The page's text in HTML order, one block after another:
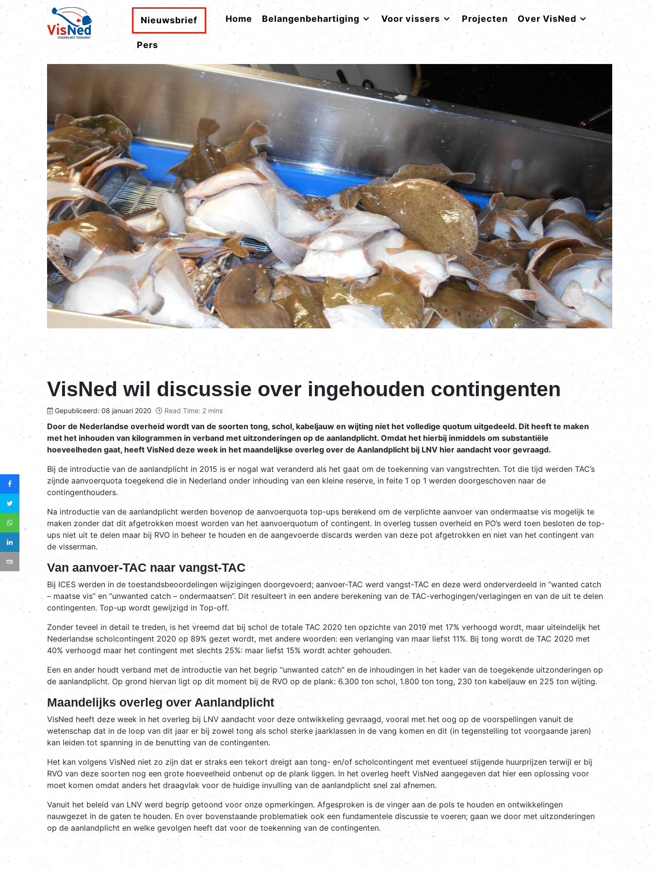
Nieuwsbrief Home Belangenbehartiging Voor vissers Projecten Over VisNed
Pers
VisNed wil discussie over ingehouden contingenten
Gepubliceerd: 08 januari 2020 Read Time: 2 mins
Door de Nederlandse overheid wordt van de soorten tong, schol, kabeljauw en wijting niet het volledige quotum uitgedeeld. Dit heeft te maken
met het inhouden van kilogrammen in verband met uitzonderingen op de aanlandplicht. Omdat het hierbij inmiddels om substantiële
hoeveelheden gaat, heeft VisNed deze week in het maandelijkse overleg over de Aanlandplicht bij LNV hier aandacht voor gevraagd.
Bij de introductie van de aanlandplicht in 2015 is er nogal wat veranderd als het gaat om de toekenning van vangstrechten. Tot die tijd werden TAC’s
zijnde aanvoerquota toegekend die in Nederland onder inhouding van een kleine reserve, in feite 1 op 1 werden doorgeschoven naar de
contingenthouders.
Na introductie van de aanlandplicht werden bovenop de aanvoerquota top-ups berekend om de verplichte aanvoer van ondermaatse vis mogelijk te
maken zonder dat dit afgetrokken moest worden van het aanvoerquotum of contingent. In overleg tussen overheid en PO’s werd toen besloten de top-
ups niet uit te delen maar bij RVO in beheer te houden en de aangevoerde discards werden van deze pot afgetrokken en niet van het contingent van
de visserman.
Van aanvoer-TAC naar vangst-TAC
Bij ICES werden in de toestandsbeoordelingen wijzigingen doorgevoerd; aanvoer-TAC werd vangst-TAC en deze werd onderverdeeld in “wanted catch
– maatse vis” en “unwanted catch – ondermaatsen”. Dit resulteert in een andere berekening van de TAC-verhogingen/verlagingen en van de uit te delen
contingenten. Top-up wordt gewijzigd in Top-off.
Zonder teveel in detail te treden, is het vreemd dat bij schol de totale TAC 2020 ten opzichte van 2019 met 17% verhoogd wordt, maar uiteindelijk het
Nederlandse scholcontingent 2020 op 89% gezet wordt, met andere woorden: een verlanging van maar liefst 11%. Bij tong wordt de TAC 2020 met
40% verhoogd maar het contingent met slechts 25%: maar liefst 15% wordt achter gehouden.
Een en ander houdt verband met de introductie van het begrip “unwanted catch” en de inhoudingen in het kader van de toegekende uitzonderingen op
de aanlandplicht. Op grond hiervan ligt op dit moment bij de RVO op de plank: 6.300 ton schol, 1.800 ton tong, 230 ton kabeljauw en 225 ton wijting.
Maandelijks overleg over Aanlandplicht
VisNed heeft deze week in het overleg bij LNV aandacht voor deze ontwikkeling gevraagd, vooral met het oog op de voorspellingen vanuit de
wetenschap dat in de loop van dit jaar er bij zowel tong als schol sterke jaarklassen in de vang komen en dit (in tegenstelling tot voorgaande jaren)
kan leiden tot spanning in de benutting van de contingenten.
Het kan volgens VisNed niet zo zijn dat er straks een tekort dreigt aan tong- en/of scholcontingent met eventueel stijgende huurprijzen terwijl er bij
RVO van deze soorten nog een grote hoeveelheid onbenut op de plank liggen. In het overleg heeft VisNed aangegeven dat hier een oplossing voor
moet komen omdat anders het draagvlak voor de huidige invulling van de aanlandplicht snel zal afnemen.
Vanuit het beleid van LNV werd begrip getoond voor onze opmerkingen. Afgesproken is de vinger aan de pols te houden en ontwikkelingen
nauwgezet in de gaten te houden. En over bovenstaande problematiek ook een fundamentele discussie te voeren; gaan we door met uitzonderingen
op de aanlandplicht en welke gevolgen heeft dat voor de toekenning van de contingenten.